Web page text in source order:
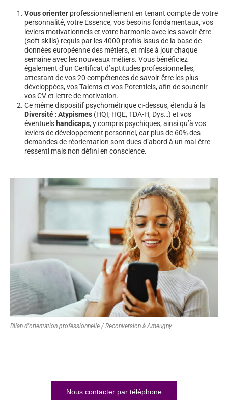
Vous orienter professionnellement en tenant compte de votre
personnalité, votre Essence, vos besoins fondamentaux, vos
leviers motivationnels et votre harmonie avec les savoir-être
(soft skills) requis par les 4000 profils issus de la base de
données européenne des métiers, et mise à jour chaque
semaine avec les nouveaux métiers. Vous bénéficiez
également d’un Certificat d’aptitudes professionnelles,
attestant de vos 20 compétences de savoir-être les plus
développées, vos Talents et vos Potentiels, afin de soutenir
vos CV et lettre de motivation.
Ce même dispositif psychométrique ci-dessus, étendu à la
Diversité :Atypismes (HQI, HQE, TDA-H, Dys…) et vos
éventuels handicaps, y compris psychiques, ainsi qu’à vos
leviers de développement personnel, car plus de 60% des
demandes de réorientation sont dues d’abord à un mal-être
ressenti mais non défini en conscience.
Bilan d'orientation professionnelle / Reconversion à Ameugny
Nous contacter par téléphone